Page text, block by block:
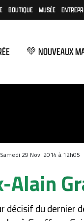
BOUTIQUE MUSÉE
💚 NOUVEAUX
Samedi 29 Nov. 2014 à 12h05
Alain
décisif du dernier